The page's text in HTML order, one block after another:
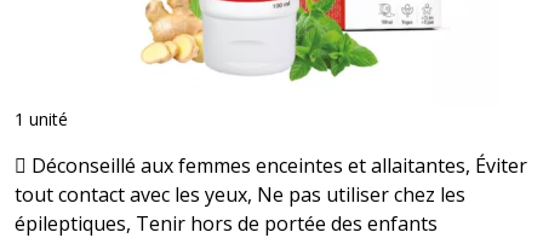
1 unité
Déconseillé aux femmes enceintes et allaitantes, Éviter
tout contact avec les yeux, Ne pas utiliser chez les
épileptiques, Tenir hors de portée des enfants